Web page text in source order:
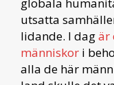
utsatta
lidande. I dagär
människor i
alla de här